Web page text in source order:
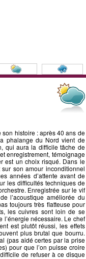
son histoire : après 40 ans de
phalange du Nord vient de
qui aura la difficile tâche de
enregistrement, témoignage
est un choix risqué. Dans le
son amour inconditionnel
années d’attente avant de
les difficultés techniques de
Enregistrée sur le vif
l’acoustique améliorée du
toujours très flatteuse pour
les cuivres sont loin de se
l’énergie nécessaire. Le chef
est plutôt réussi, les effets
plus brutal que bourru.
(pas aidé certes par la prise
pour que l’on puisse croire
de refuser à ce disque